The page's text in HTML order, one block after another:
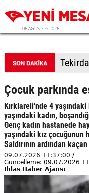
06 AĞUSTOS 2026
Çocuk parkında
Kırklareli'nde 4
yaşındaki kadın,
Genç kadın hastanede
yaşındaki kız
Saldırının ardından
09.07.2026 11:37:00 /
Güncelleme: 09.07.2026
İhlas Haber Ajansı